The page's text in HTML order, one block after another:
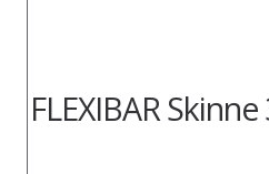
FLEXIBAR